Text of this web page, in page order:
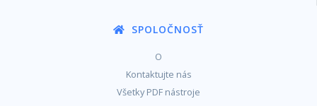
SPOLOČNOSŤ
O
Kontaktujte nás
Všetky PDF nástroje